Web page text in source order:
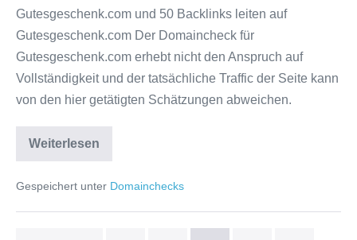
Gutesgeschenk.com und 50 Backlinks leiten auf
Gutesgeschenk.com Der Domaincheck für
Gutesgeschenk.com erhebt nicht den Anspruch auf
Vollständigkeit und der tatsächliche Traffic der Seite kann
von den hier getätigten Schätzungen abweichen.
Weiterlesen
Gespeichert unter Domainchecks